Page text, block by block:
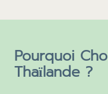
Pourquoi
Thaïlande ?